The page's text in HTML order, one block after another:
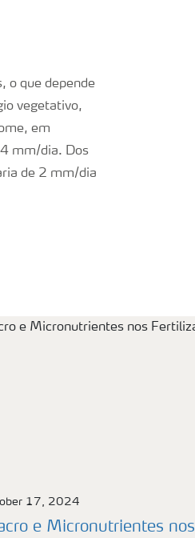
o que depende
vegetativo,
em
mm/dia. Dos
de 2 mm/dia
17, 2024
e Micronutrientes nos